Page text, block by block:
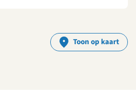
Toon op kaart